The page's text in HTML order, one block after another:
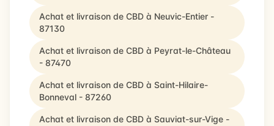
Achat et livraison de CBD à Neuvic-Entier -
87130
Achat et livraison de CBD à Peyrat-le-Château
- 87470
Achat et livraison de CBD à Saint-Hilaire-
Bonneval - 87260
Achat et livraison de CBD à Sauviat-sur-Vige -